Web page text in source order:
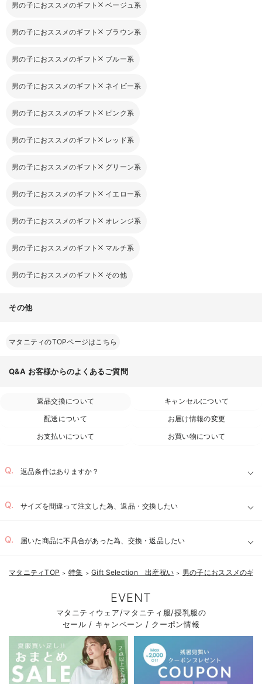
男の子におススメのギフト ベージュ系
男の子におススメのギフト ブラウン系
男の子におススメのギフト ブルー系
男の子におススメのギフト ネイビー系
男の子におススメのギフト ピンク系
男の子におススメのギフト レッド系
男の子におススメのギフト グリーン系
男の子におススメのギフト イエロー系
男の子におススメのギフト オレンジ系
男の子におススメのギフト マルチ系
男の子におススメのギフト その他
その他
マタニティのTOPページはこちら
Q&A お客様からのよくあるご質問
返品交換について
キャンセルについて
配送について
お届け情報の変更
お支払いについて
お買い物について
返品条件はありますか？
サイズを間違って注文した為、返品・交換したい
届いた商品に不具合があった為、交換・返品したい
マタニティTOP ＞ 特集 ＞ Gift Selection 出産祝い ＞ 男の子におススメのギ
EVENT
マタニティウェア/マタニティ服/授乳服の
セール / キャンペーン / クーポン情報